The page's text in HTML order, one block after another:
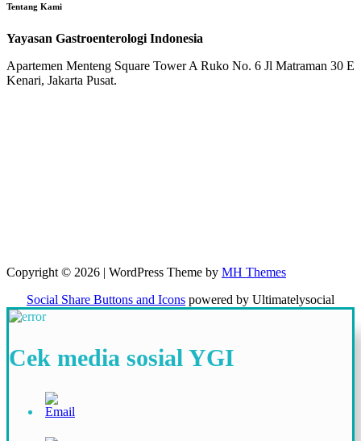
Tentang Kami
Yayasan Gastroenterologi Indonesia
Apartemen Menteng Square Tower A Ruko No. 6 Jl Matraman 30 E
Kenari, Jakarta Pusat.
Copyright © 2026 | WordPress Theme by MH Themes
Social Share Buttons and Icons powered by Ultimatelysocial
Cek media sosial YGI